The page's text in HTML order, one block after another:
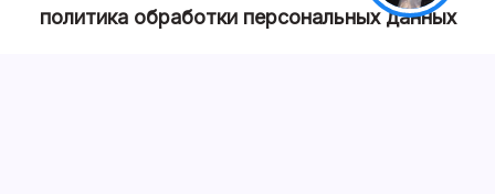
политика обработки персональных данных